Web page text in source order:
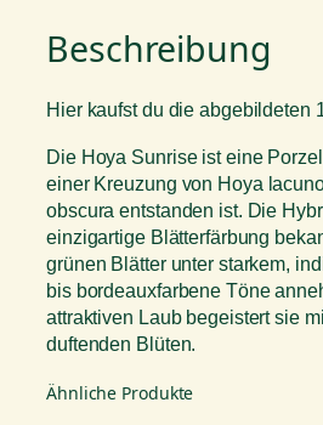
Beschreibung
Hier kaufst du die abgebildeten
Die Hoya Sunrise ist eine
einer Kreuzung von Hoya
obscura entstanden ist. Die
einzigartige Blätterfärbung
grünen Blätter unter starkem,
bis bordeauxfarbene Töne
attraktiven Laub begeistert sie
duftenden Blüten.
Ähnliche Produkte